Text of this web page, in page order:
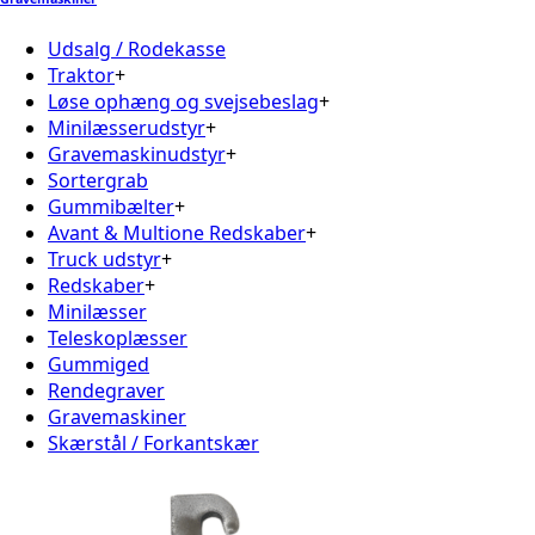
Udsalg / Rodekasse
Traktor+
Løse ophæng og svejsebeslag+
Minilæsserudstyr+
Gravemaskinudstyr+
Sortergrab
Gummibælter+
Avant & Multione Redskaber+
Truck udstyr+
Redskaber+
Minilæsser
Teleskoplæsser
Gummiged
Rendegraver
Gravemaskiner
Skærstål / Forkantskær